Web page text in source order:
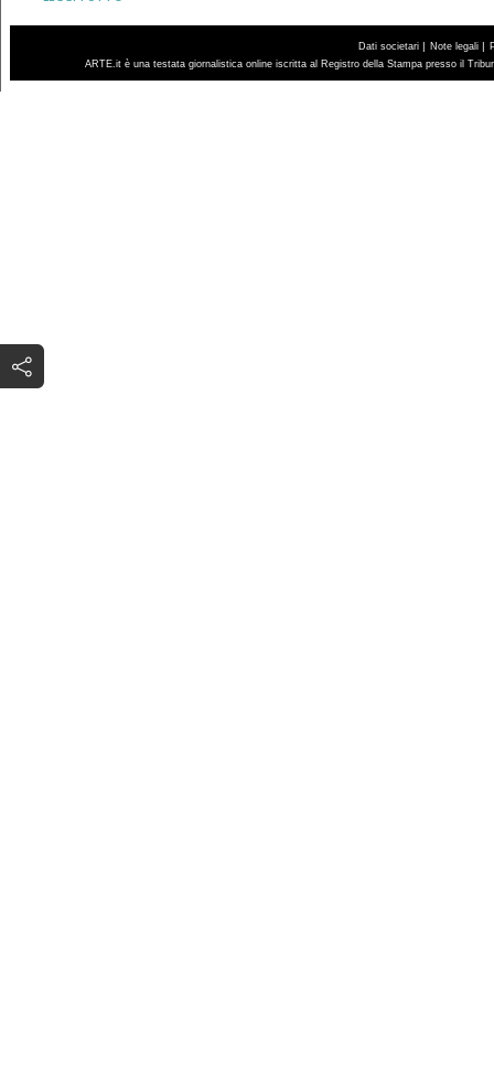
Dati societari | Note legali |
ARTE.it è una testata giornalistica online iscritta al Registro della Stampa presso il